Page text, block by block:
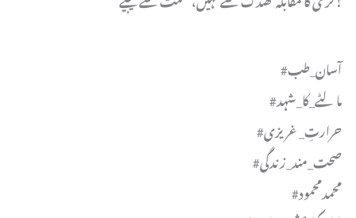
#آسان_طب
#مالٹے_کا_شہد
#حرارتِ_غریزی
#صحت_مند_زندگی
#محمدمحمود